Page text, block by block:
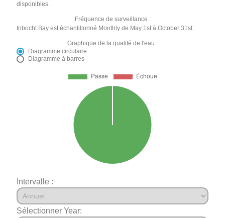
disponibles.
Fréquence de surveillance :
Inbocht Bay est échantillonné Monthly de May 1st à October 31st.
Graphique de la qualité de l'eau :
Diagramme circulaire
Diagramme à barres
Intervalle :
Sélectionner Year: